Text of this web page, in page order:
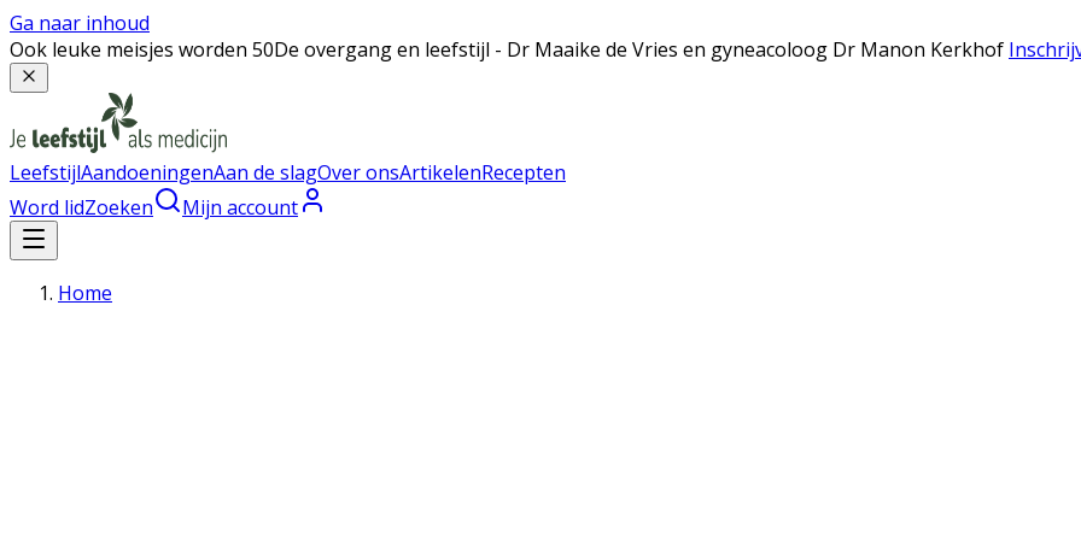
Ga naar inhoud
Ook leuke meisjes worden 50De overgang en leefstijl - Dr Maaike de Vries en gyneacoloog Dr Manon Kerkhof
LeefstijlAandoeningenAan de slagOver onsArtikelenRecepten
Word lidZoeken Mijn account
Home